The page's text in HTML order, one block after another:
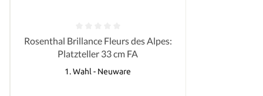
5 Sternen
Durchschnittliche Bewertung von 0 von 5 Sternen
Rosenthal Brillance Fleurs des Alpes:
Platzteller 33 cm FA
1. Wahl - Neuware